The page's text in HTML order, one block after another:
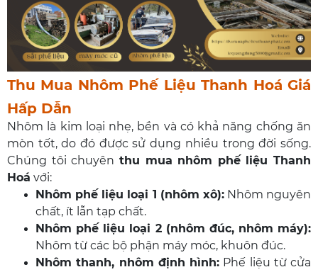
Thu Mua Nhôm Phế Liệu Thanh Hoá Giá
Hấp Dẫn
Nhôm là kim loại nhẹ, bền và có khả năng chống ăn
mòn tốt, do đó được sử dụng nhiều trong đời sống.
Chúng tôi chuyên thu mua nhôm phế liệu Thanh
Hoá với:
Nhôm phế liệu loại 1 (nhôm xô):Nhôm nguyên
chất, ít lẫn tạp chất.
Nhôm phế liệu loại 2 (nhôm đúc, nhôm máy):
Nhôm từ các bộ phận máy móc, khuôn đúc.
Nhôm thanh, nhôm định hình: Phế liệu từ cửa